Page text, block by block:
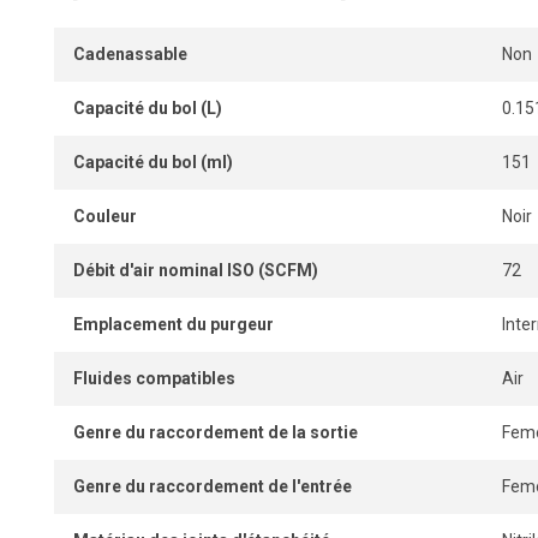
Cadenassable Non
Capacité du bol (L)
Capacité du bol (ml) 151
Couleur Noir
Débit d'air nominal ISO (SCFM) 72
Emplacement du purgeur
Fluides compatibles Air
Genre du raccordement de la sortie
Genre du raccordement de l'entrée